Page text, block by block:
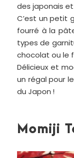
des japonais et
C’est un petit
fourré à la
types de
chocolat ou le
Délicieux et
un régal pour
du Japon !
Momiji